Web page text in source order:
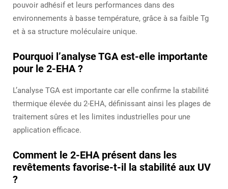
pouvoir adhésif et leurs performances dans des
environnements à basse température, grâce à sa faible Tg
et à sa structure moléculaire unique.
Pourquoi l’analyse TGA est-elle importante
pour le 2-EHA ?
L’analyse TGA est importante car elle confirme la stabilité
thermique élevée du 2-EHA, définissant ainsi les plages de
traitement sûres et les limites industrielles pour une
application efficace.
Comment le 2-EHA présent dans les
revêtements favorise-t-il la stabilité aux UV
?